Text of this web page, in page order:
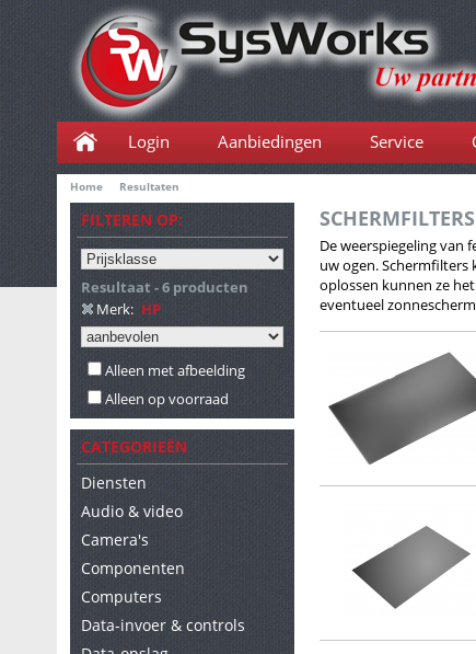
Home Resultaten
Login Aanbiedingen Service
FILTEREN OP:
Resultaat - 6 producten
Merk: HP
Alleen met afbeelding
Alleen op voorraad
CATEGORIEËN
Diensten
Audio & video
Camera's
Componenten
Computers
Data-invoer & controls
SCHERMFILTERS
De weerspiegeling van
uw ogen. Schermfilters
oplossen kunnen ze
eventueel